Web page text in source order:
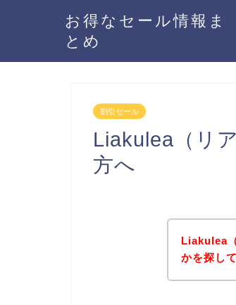
お得なセール情報ま
とめ
割引セール
Liakulea（リ
方へ
Liakulea
かを探し